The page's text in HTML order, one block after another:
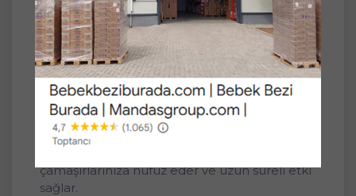
%100 bitkisel yağlardan üretilen Roxy Matik
bebeğinizin çamaşırları, tülleriniz ve
narinleriniz için özel olarak formüle edildiği
için çamaşırlarınızı yıpratmaz. İçerdiği %100
doğal ve hoş kokulu ekstra temizleme
tanecikleri ile taptaze bahar çiçekleri
çamaşırlarınıza nüfuz eder ve uzun süreli etki
sağlar.